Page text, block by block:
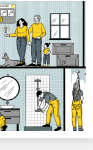
daher
GmbH den